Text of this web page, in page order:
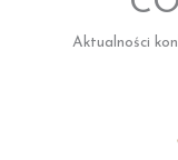
Aktualności